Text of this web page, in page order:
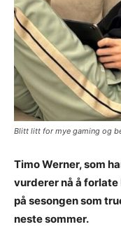
Blitt litt for mye gaming og
Timo Werner, som
vurderer nå å
på sesongen som
neste sommer.